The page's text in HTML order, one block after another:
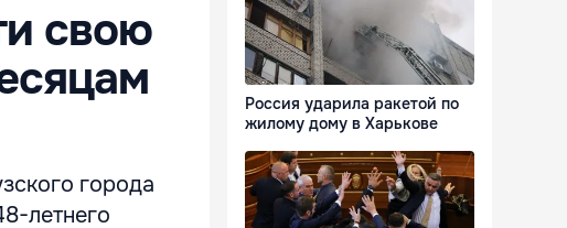
свою
города
летнего
Россия ударила ракетой по
жилому дому в Харькове